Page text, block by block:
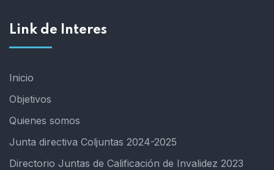
Link de Interes
Inicio
Objetivos
Quienes somos
Junta directiva Coljuntas 2024-2025
Directorio Juntas de Calificación de Invalidez 2023